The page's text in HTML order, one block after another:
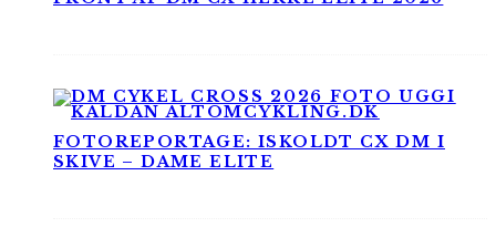
FOTOREPORTAGE: ISKOLDT CX DM I
SKIVE – DAME ELITE